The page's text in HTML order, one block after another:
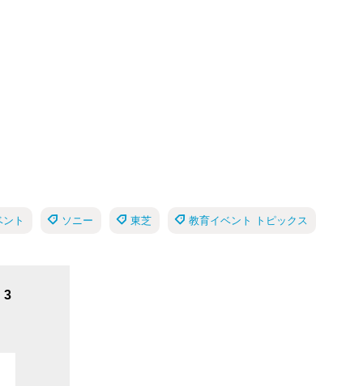
ト ソニー 東芝 教育イベント トピックス
3